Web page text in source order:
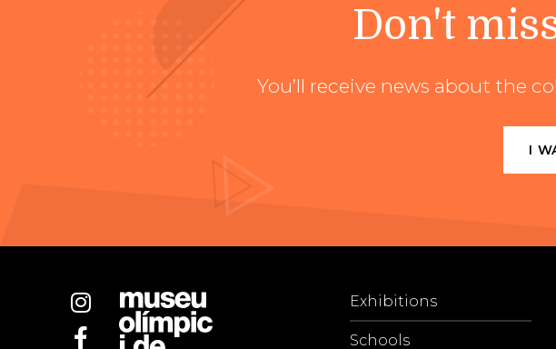
Don't
You’ll receive news about the
I
Exhibitions
Schools